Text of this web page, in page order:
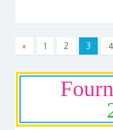
« 1 2 3 4